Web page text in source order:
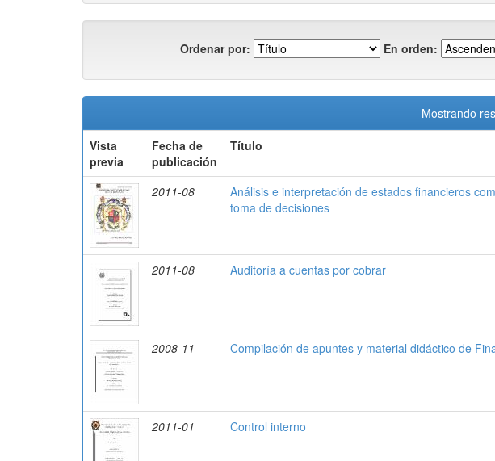
Ordenar por: En orden:
Mostrando
Vista
previa
Fecha de
publicación
Título
2011-08
Análisis e interpretación de estados financieros
toma de decisiones
2011-08 Auditoría a cuentas por cobrar
2008-11 Compilación de apuntes y material didáctico de
2011-01 Control interno